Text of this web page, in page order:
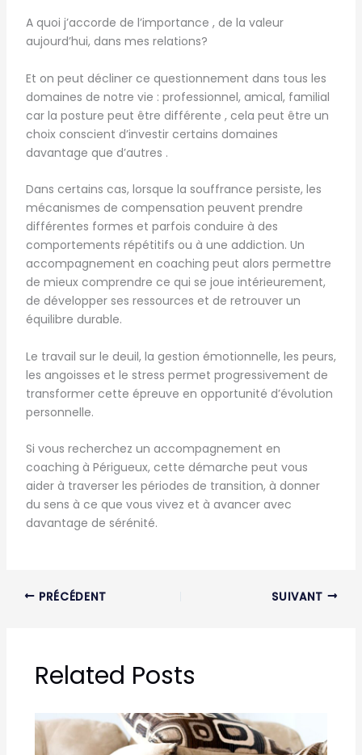
A quoi j’accorde de l’importance , de la valeur
aujourd’hui, dans mes relations?
Et on peut décliner ce questionnement dans tous les
domaines de notre vie : professionnel, amical, familial
car la posture peut être différente , cela peut être un
choix conscient d’investir certains domaines
davantage que d’autres .
Dans certains cas, lorsque la souffrance persiste, les
mécanismes de compensation peuvent prendre
différentes formes et parfois conduire à des
comportements répétitifs ou à une addiction. Un
accompagnement en coaching peut alors permettre
de mieux comprendre ce qui se joue intérieurement,
de développer ses ressources et de retrouver un
équilibre durable.
Le travail sur le deuil, la gestion émotionnelle, les peurs,
les angoisses et le stress permet progressivement de
transformer cette épreuve en opportunité d’évolution
personnelle.
Si vous recherchez un accompagnement en
coaching à Périgueux, cette démarche peut vous
aider à traverser les périodes de transition, à donner
du sens à ce que vous vivez et à avancer avec
davantage de sérénité.
PRÉCÉDENT SUIVANT
Related Posts